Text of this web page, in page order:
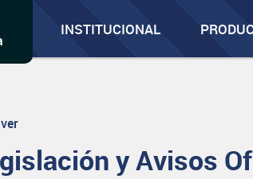
INSTITUCIONAL
y Avisos